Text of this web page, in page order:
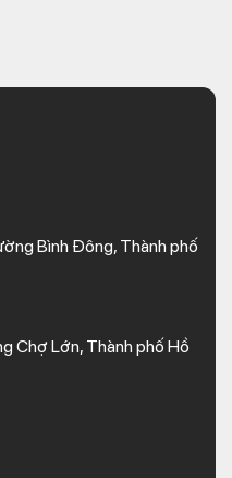
Bình Đông, Thành phố
Chợ Lớn, Thành phố Hồ